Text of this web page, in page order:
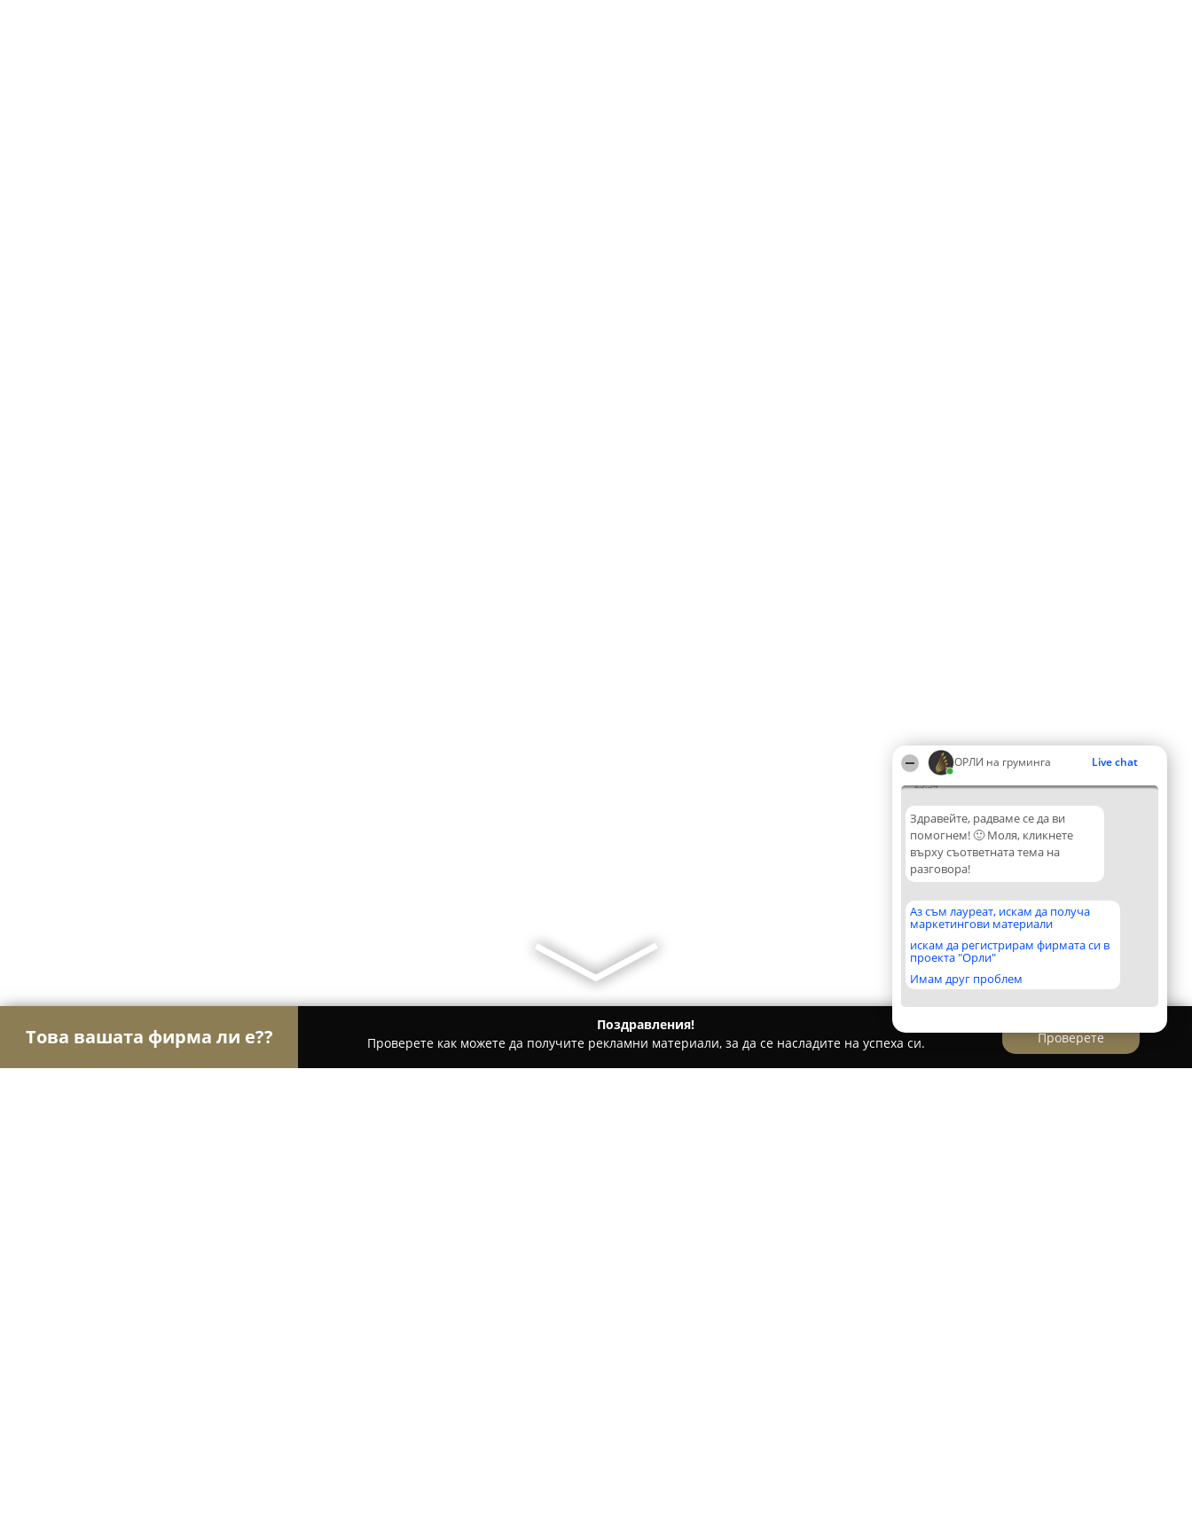
ОРЛИ на груминга Live chat
23:34
Здравейте, радваме се да ви
помогнем! 🙂 Моля, кликнете
върху съответната тема на
разговора!
Аз съм лауреат, искам да получа
маркетингови материали
искам да регистрирам фирмата си в
проекта "Орли"
Имам друг проблем
Това вашата фирма ли е??
Поздравления!
Проверете как можете да получите рекламни материали, за да се насладите на успеха си.
Проверете